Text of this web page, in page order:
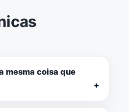
mesma coisa que